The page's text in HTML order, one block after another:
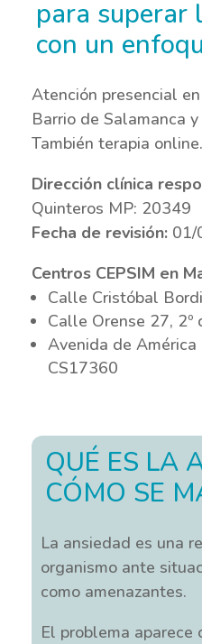
para superar
con un
Atención presencial
Barrio de Salamanca
También terapia online.
Dirección clínica
Quinteros MP: 20349
Fecha de revisión:01/
Centros CEPSIM en
Calle Cristóbal
Calle Orense 27, 2º
Avenida de América
CS17360
QUÉ ES LA
CÓMO SE
La ansiedad es una
organismo ante
como amenazantes.
El problema aparece